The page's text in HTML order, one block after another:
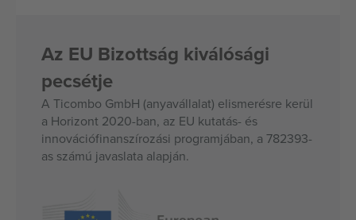
Az EU Bizottság kiválósági
pecsétje
A Ticombo GmbH (anyavállalat) elismerésre kerül
a Horizont 2020-ban, az EU kutatás- és
innovációfinanszírozási programjában, a 782393-
as számú javaslata alapján.